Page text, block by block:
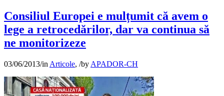
Consiliul Europei e mulțumit că avem o
lege a retrocedărilor, dar va continua să
ne monitorizeze
03/06/2013/in Articole, /by APADOR-CH